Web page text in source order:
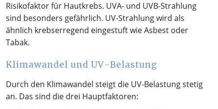
Risikofaktor für Hautkrebs. UVA- und UVB-Strahlung
sind besonders gefährlich. UV-Strahlung wird als
ähnlich krebserregend eingestuft wie Asbest oder
Tabak.
Klimawandel und UV-Belastung
Durch den Klimawandel steigt die UV-Belastung stetig
an. Das sind die drei Hauptfaktoren: